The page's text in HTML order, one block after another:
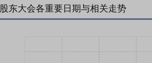
股东大会各重要日期与相关走势